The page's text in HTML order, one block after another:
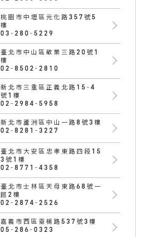
桃園市中壢區元化路357號5
樓
03-280-5229
臺北市中山區敬業三路20號1
樓
02-8502-2810
新北市三重區正義北路15-4
號1樓
02-2984-5958
新北市蘆洲區中山一路8號3樓
02-8281-3227
臺北市大安區忠孝東路四段15
3號1樓
02-8771-4358
臺北市士林區天母東路68號一
館2樓
02-2874-2526
嘉義市西區垂楊路537號3樓
05-286-0323